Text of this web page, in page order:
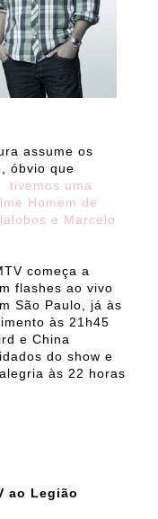
assume os
óbvio que
tivemos uma
Homem de
e Marcelo
começa a
flashes ao vivo
São Paulo, já às
às 21h45
e China
do show e
às 22 horas
ao Legião